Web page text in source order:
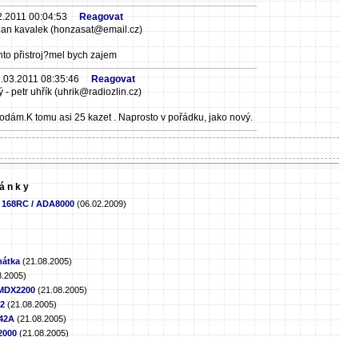
00:04:53
Reagovat
kavalek (honzasat@email.cz)
přistroj?mel bych zajem
08:35:46
Reagovat
- petr uhřík (uhrik@radiozlin.cz)
tomu asi 25 kazet . Naprosto v pořádku, jako nový.
/ ADA8000 (06.02.2009)
(21.08.2005)
(21.08.2005)
(21.08.2005)
(21.08.2005)
(21.08.2005)